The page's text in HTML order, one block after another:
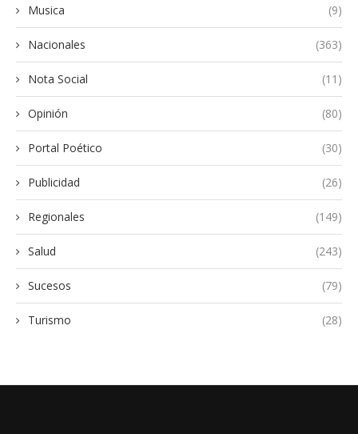
Musica (9)
Nacionales (363)
Nota Social (11)
Opinión (80)
Portal Poético (30)
Publicidad (26)
Regionales (149)
Salud (243)
Sucesos (79)
Turismo (28)